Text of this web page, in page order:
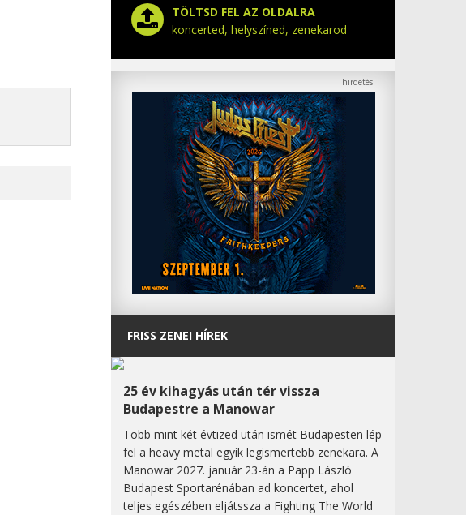
TÖLTSD FEL AZ OLDALRA
koncerted, helyszíned, zenekarod
FRISS ZENEI HÍREK
25 év kihagyás után tér vissza
Budapestre a Manowar
Több mint két évtized után ismét Budapesten lép
fel a heavy metal egyik legismertebb zenekara. A
Manowar 2027. január 23-án a Papp László
Budapest Sportarénában ad koncertet, ahol
teljes egészében eljátssza a Fighting The World